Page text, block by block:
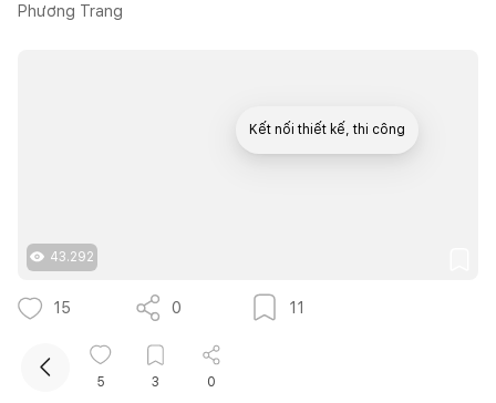
Phương Trang
43.292
15 0 11
Nhà 1 tầng sân vườn ở Trà Vinh dành 450m2 cho
không gian xanh và hành lang ngoài trời
5 3 0
Kết nối thiết kế, thi công